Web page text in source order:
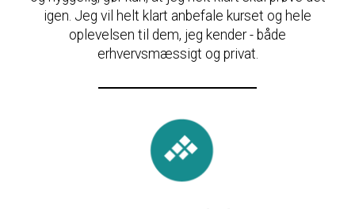
igen. Jeg vil helt klart anbefale kurset og hele
oplevelsen til dem, jeg kender - både
erhvervsmæssigt og privat.